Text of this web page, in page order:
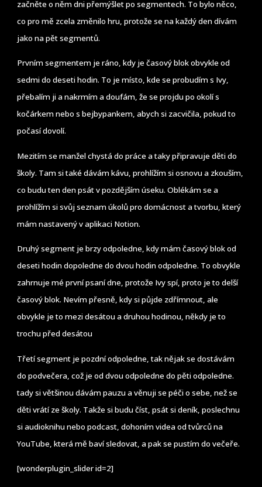
začněte o něm dni přemýšlet po segmentech. To bylo něco,
co pro mě zcela změnilo hru, protože se na každý den dívám
jako na pět segmentů.
Prvním segmentem je ráno, kdy je časový blok obvykle od
sedmi do deseti hodin. To je místo, kde se probudím s Ivy,
přebalím ji a nakrmím a doufám, že se projdu po okolí s
kočárkem nebo s bejbypankem, abych si zacvičila, pokud to
počasí dovolí.
Mezitím se manžel chystá do práce a taky připravuje děti do
školy. Tam si také dávám kávu, prohlížím si osnovu a zkouším,
co budu ten den psát v pozdějším úseku. Oblékám se a
prohlížím si svůj seznam úkolů pro domácnost a tvorbu, který
mám nastavený v aplikaci Notion.
Druhý segment je brzy odpoledne, kdy mám časový blok od
deseti hodin dopoledne do dvou hodin odpoledne. To obvykle
zahrnuje mé první psaní dne, protože Ivy spí, proto je to delší
časový blok. Nevím přesně, kdy si půjde zdřímnout, ale
obvykle je to mezi desátou a druhou hodinou, někdy je to
trochu před desátou
Třetí segment je pozdní odpoledne, tak nějak se dostávám
do podvečera, což je od dvou odpoledne do pěti odpoledne.
tady si většinou dávám pauzu a věnuji se péči o sebe, než se
děti vrátí ze školy. Takže si budu číst, psát si deník, poslechnu
si audioknihu nebo podcast, dohoním videa od tvůrců na
YouTube, která mě baví sledovat, a pak se pustím do večeře.
[wonderplugin_slider id=2]